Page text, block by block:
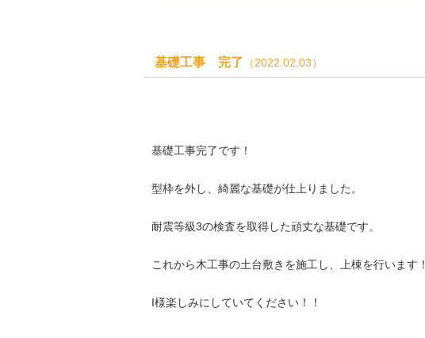
基礎工事 完了 （2022.02.03）
基礎工事完了です！
型枠を外し、綺麗な基礎が仕上りました。
耐震等級3の検査を取得した頑丈な基礎です。
これから木工事の土台敷きを施工し、上棟を行います！
I様楽しみにしていてください！！